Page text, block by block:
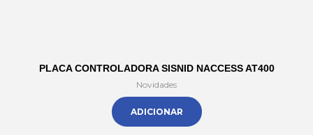
PLACA CONTROLADORA SISNID NACCESS AT400
Novidades
ADICIONAR